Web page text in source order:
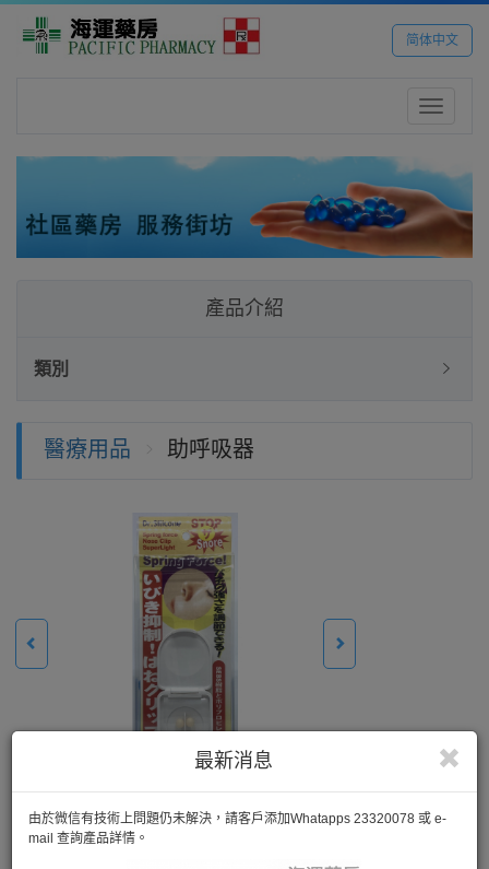
简体中文
Toggle
最新消息
由於微信有技術上問題仍未解決，請客戶添加Whatapps 23320078 或 e-
mail 查詢產品詳情。
產品介紹
類別
醫療用品 助呼吸器